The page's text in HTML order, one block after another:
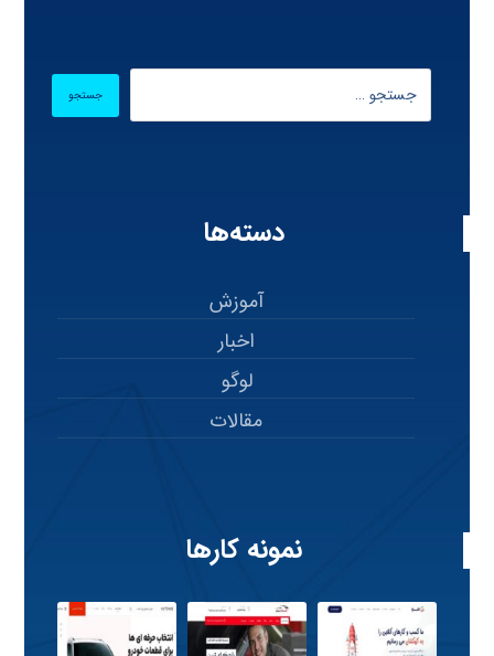
دسته‌ها
آموزش
اخبار
لوگو
مقالات
نمونه کارها